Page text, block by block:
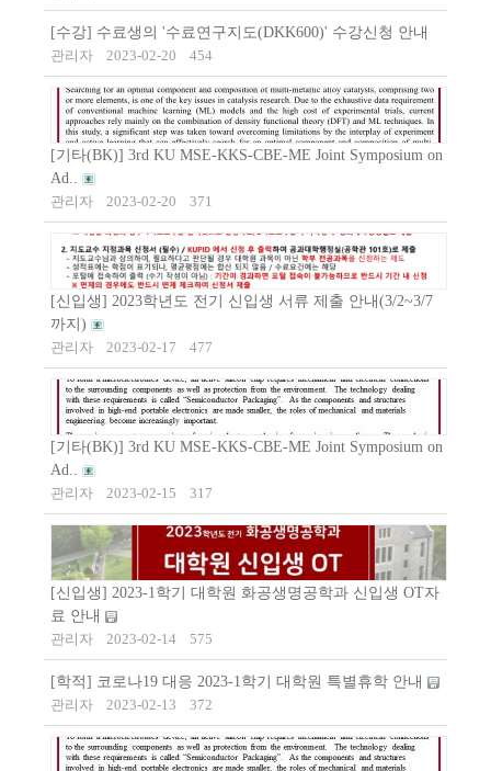
[수강] 수료생의 '수료연구지도(DKK600)' 수강신청 안내
관리자
2023-02-20 454
[기타(BK)] 3rd KU MSE-KKS-CBE-ME Joint Symposium on
Ad..
관리자
2023-02-20 371
[신입생] 2023학년도 전기 신입생 서류 제출 안내(3/2~3/7
까지)
관리자
2023-02-17 477
[기타(BK)] 3rd KU MSE-KKS-CBE-ME Joint Symposium on
Ad..
관리자
2023-02-15 317
[신입생] 2023-1학기 대학원 화공생명공학과 신입생 OT자
료 안내
관리자
2023-02-14 575
[학적] 코로나19 대응 2023-1학기 대학원 특별휴학 안내
관리자
2023-02-13 372